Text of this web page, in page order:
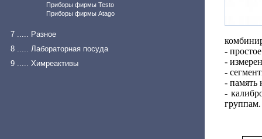
Приборы фирмы Testo
Приборы фирмы Atago
7 ..... Разное
8 ..... Лабораторная посуда
9 ..... Химреактивы
-
-
-
- память
-
группам.